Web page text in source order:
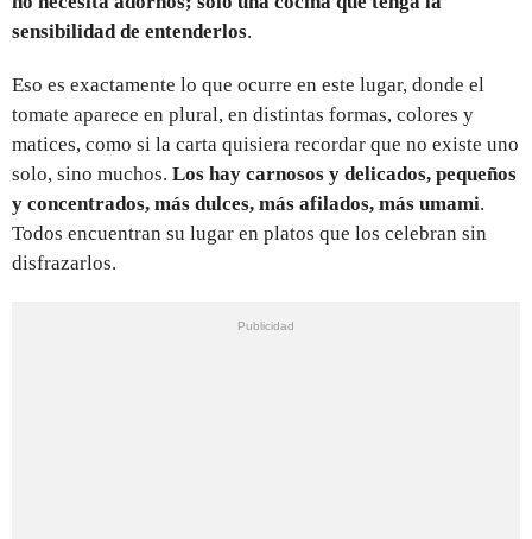
sensibilidad de entenderlos.
Eso es exactamente lo que ocurre en este lugar, donde el
tomate aparece en plural, en distintas formas, colores y
matices, como si la carta quisiera recordar que no existe uno
solo, sino muchos. Los hay carnosos y delicados, pequeños
y concentrados, más dulces, más afilados, más umami.
Todos encuentran su lugar en platos que los celebran sin
disfrazarlos.